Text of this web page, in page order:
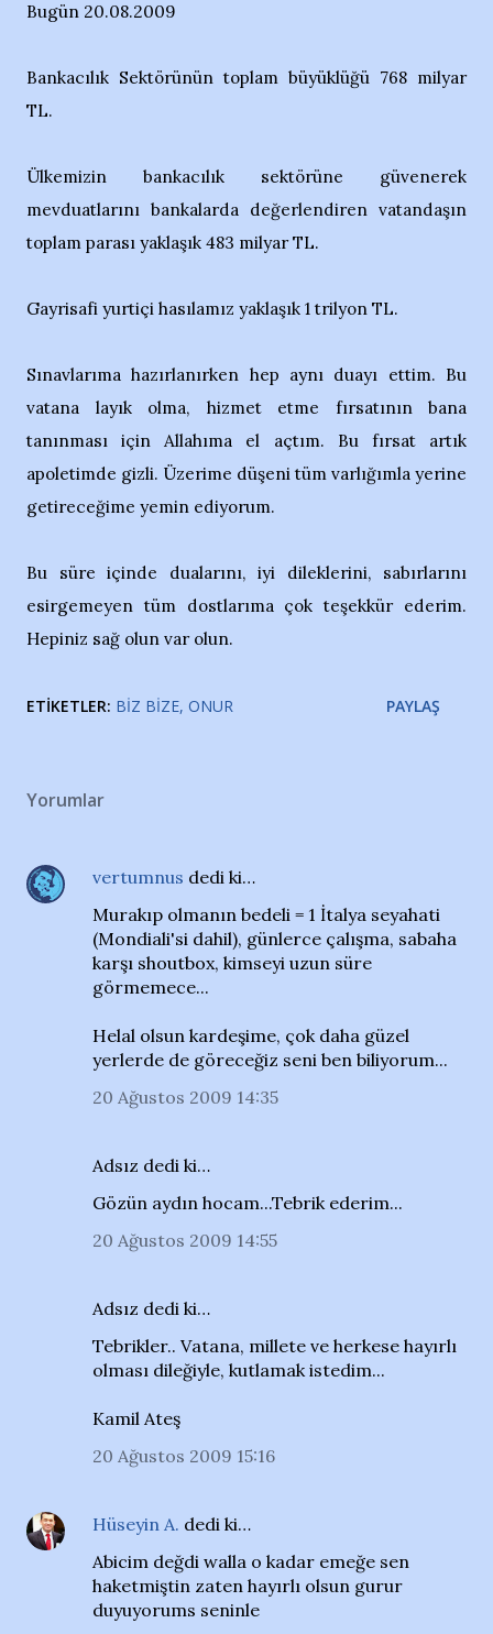
Bugün 20.08.2009
Bankacılık Sektörünün toplam büyüklüğü 768 milyar
TL.
Ülkemizin bankacılık sektörüne güvenerek
mevduatlarını bankalarda değerlendiren vatandaşın
toplam parası yaklaşık 483 milyar TL.
Gayrisafi yurtiçi hasılamız yaklaşık 1 trilyon TL.
Sınavlarıma hazırlanırken hep aynı duayı ettim. Bu
vatana layık olma, hizmet etme fırsatının bana
tanınması için Allahıma el açtım. Bu fırsat artık
apoletimde gizli. Üzerime düşeni tüm varlığımla yerine
getireceğime yemin ediyorum.
Bu süre içinde dualarını, iyi dileklerini, sabırlarını
esirgemeyen tüm dostlarıma çok teşekkür ederim.
Hepiniz sağ olun var olun.
ETIKETLER: BIZ BIZE ONUR PAYLAŞ
Yorumlar
vertumnus dedi ki…
Murakıp olmanın bedeli = 1 İtalya seyahati
(Mondiali'si dahil), günlerce çalışma, sabaha
karşı shoutbox, kimseyi uzun süre
görmemece...
Helal olsun kardeşime, çok daha güzel
yerlerde de göreceğiz seni ben biliyorum...
20 Ağustos 2009 14:35
Adsız dedi ki…
Gözün aydın hocam...Tebrik ederim...
20 Ağustos 2009 14:55
Adsız dedi ki…
Tebrikler.. Vatana, millete ve herkese hayırlı
olması dileğiyle, kutlamak istedim...
Kamil Ateş
20 Ağustos 2009 15:16
Hüseyin A. dedi ki…
Abicim değdi walla o kadar emeğe sen
haketmiştin zaten hayırlı olsun gurur
duyuyorums seninle